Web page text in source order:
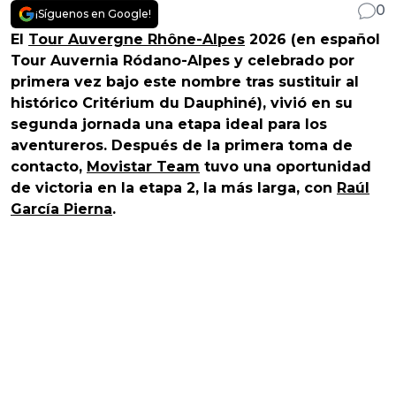
¡Síguenos en Google!
0
El Tour Auvergne Rhône-Alpes 2026 (en español
Tour Auvernia Ródano-Alpes y celebrado por
primera vez bajo este nombre tras sustituir al
histórico Critérium du Dauphiné), vivió en su
segunda jornada una etapa ideal para los
aventureros. Después de la primera toma de
contacto, Movistar Team tuvo una oportunidad
de victoria en la etapa 2, la más larga, con Raúl
García Pierna.